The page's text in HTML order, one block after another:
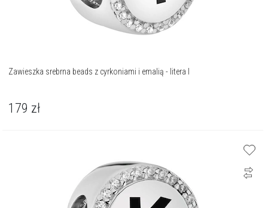
Zawieszka srebrna beads z cyrkoniami i emalią - litera I
179 zł